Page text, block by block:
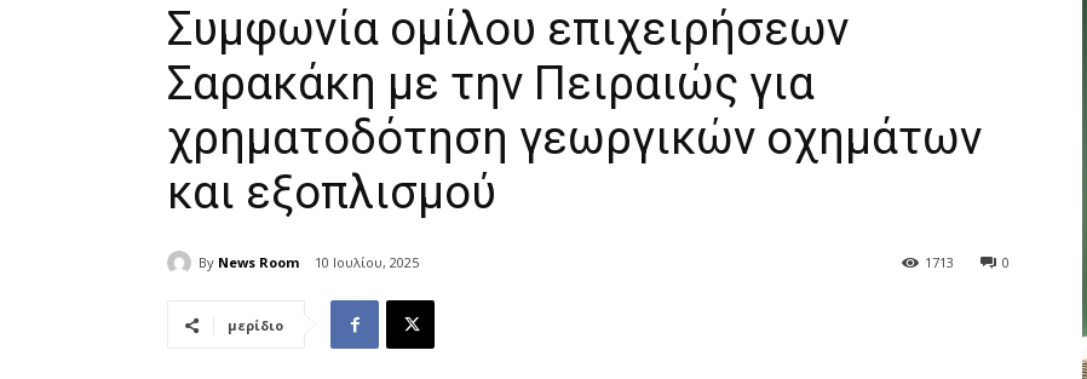
Συμφωνία ομίλου επιχειρήσεων
Σαρακάκη με την Πειραιώς για
χρηματοδότηση γεωργικών οχημάτων
και εξοπλισμού
By News Room 10 Ιουλίου, 2025 0
1713
μερίδιο